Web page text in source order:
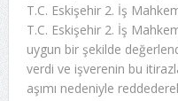
T.C. Eskişehir 2. İş
T.C. Eskişehir 2. İş
uygun bir şekilde
verdi ve işverenin bu
aşımı nedeniyle